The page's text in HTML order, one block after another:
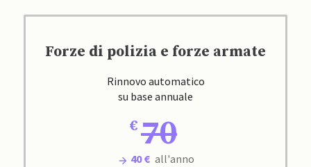
Forze di polizia e forze armate
Rinnovo automatico
su base annuale
70
40 € all'anno